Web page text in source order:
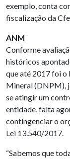
exemplo, conta
fiscalização da
ANM
Conforme
históricos
que até 2017 foi o
Mineral (DNPM),
se atingir um
entidade, falta
contingenciar o
Lei 13.540/2017.
“Sabemos que